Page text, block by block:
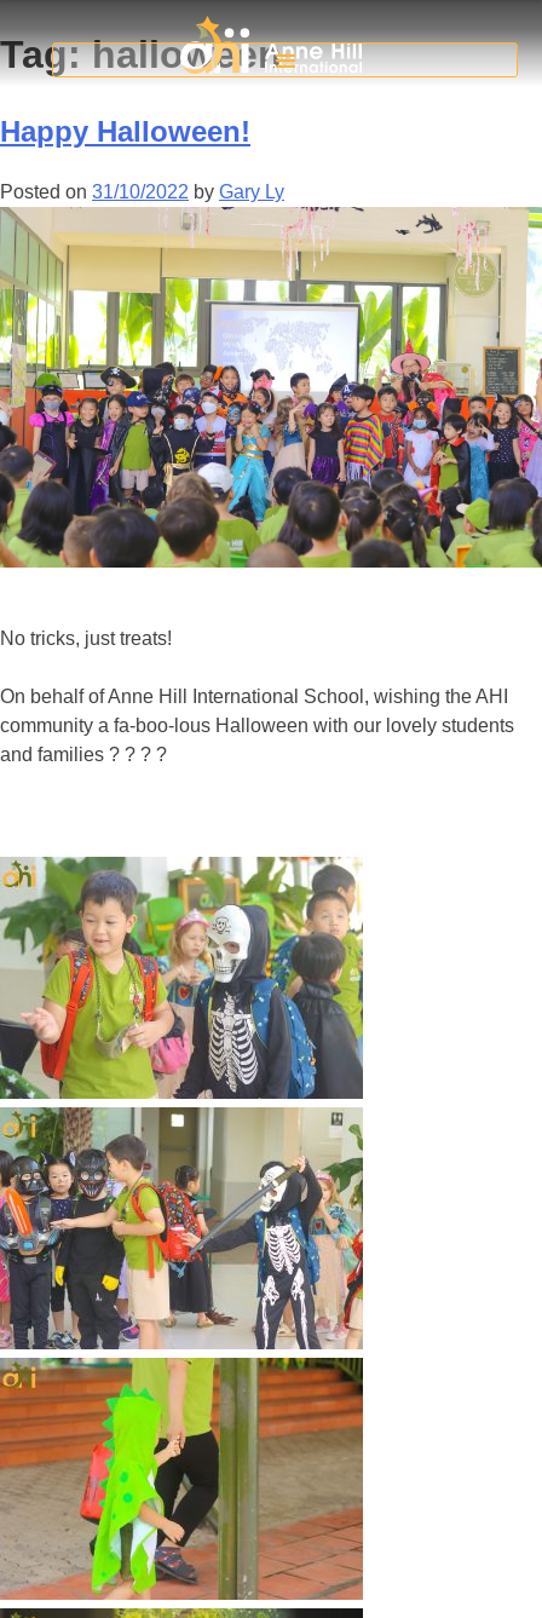
Tag:halloween
Happy Halloween!
Posted on 31/10/2022 by Gary Ly
No tricks, just treats!
On behalf of Anne Hill International School, wishing the AHI
community a fa-boo-lous Halloween with our lovely students
and families ? ? ? ?